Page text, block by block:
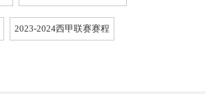
2023-2024西甲联赛赛程